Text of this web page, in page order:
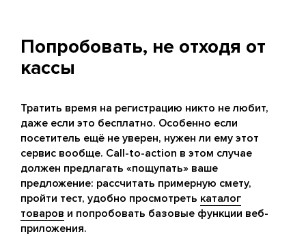
Попробовать, не отходя от
кассы
Тратить время на регистрацию никто не любит,
даже если это бесплатно. Особенно если
посетитель ещё не уверен, нужен ли ему этот
сервис вообще. Call-to-action в этом случае
должен предлагать «пощупать» ваше
предложение: рассчитать примерную смету,
пройти тест, удобно просмотреть каталог
товаров и попробовать базовые функции веб-
приложения.